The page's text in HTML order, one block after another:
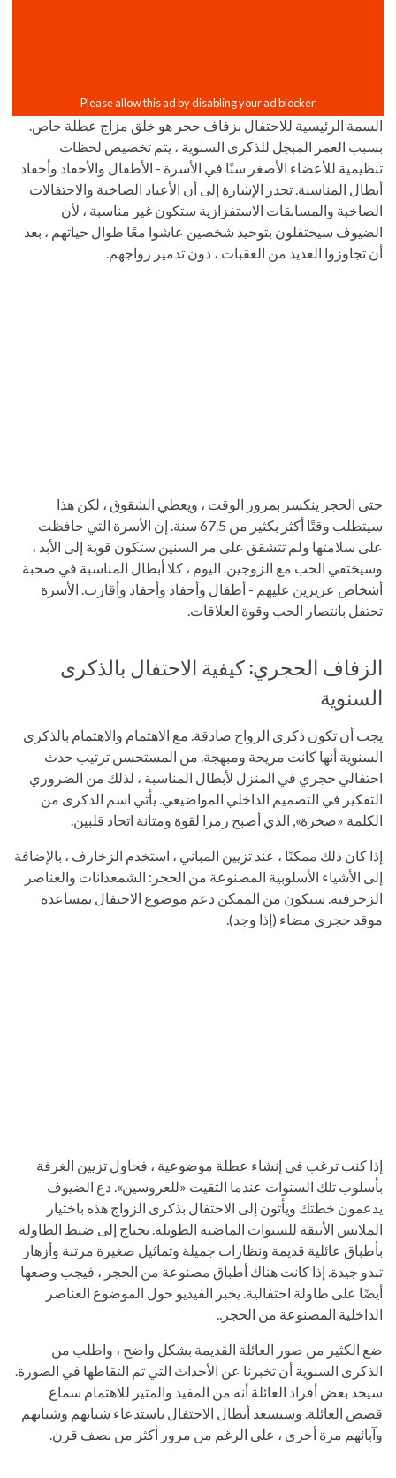
السمة الرئيسية للاحتفال بزفاف حجر هو خلق مزاج عطلة خاص.
بسبب العمر المبجل للذكرى السنوية ، يتم تخصيص لحظات
تنظيمية للأعضاء الأصغر سنًا في الأسرة - الأطفال والأحفاد وأحفاد
أبطال المناسبة. تجدر الإشارة إلى أن الأعياد الصاخبة والاحتفالات
الصاخبة والمسابقات الاستفزازية ستكون غير مناسبة ، لأن
الضيوف سيحتفلون بتوحيد شخصين عاشوا معًا طوال حياتهم ، بعد
أن تجاوزوا العديد من العقبات ، دون تدمير زواجهم.
حتى الحجر ينكسر بمرور الوقت ، ويعطي الشقوق ، لكن هذا
سيتطلب وقتًا أكثر بكثير من 67.5 سنة. إن الأسرة التي حافظت
على سلامتها ولم تتشقق على مر السنين ستكون قوية إلى الأبد ،
وسيختفي الحب مع الزوجين. اليوم ، كلا أبطال المناسبة في صحبة
أشخاص عزيزين عليهم - أطفال وأحفاد وأحفاد وأقارب. الأسرة
تحتفل بانتصار الحب وقوة العلاقات.
الزفاف الحجري: كيفية الاحتفال بالذكرى
السنوية
يجب أن تكون ذكرى الزواج صادقة. مع الاهتمام والاهتمام بالذكرى
السنوية أنها كانت مريحة ومبهجة. من المستحسن ترتيب حدث
احتفالي حجري في المنزل لأبطال المناسبة ، لذلك من الضروري
التفكير في التصميم الداخلي المواضيعي. يأتي اسم الذكرى من
الكلمة «صخرة», الذي أصبح رمزا لقوة ومتانة اتحاد قلبين.
إذا كان ذلك ممكنًا ، عند تزيين المباني ، استخدم الزخارف ، بالإضافة
إلى الأشياء الأسلوبية المصنوعة من الحجر: الشمعدانات والعناصر
الزخرفية. سيكون من الممكن دعم موضوع الاحتفال بمساعدة
موقد حجري مضاء (إذا وجد).
إذا كنت ترغب في إنشاء عطلة موضوعية ، فحاول تزيين الغرفة
بأسلوب تلك السنوات عندما التقيت «للعروسين». دع الضيوف
يدعمون خطتك ويأتون إلى الاحتفال بذكرى الزواج هذه باختيار
الملابس الأنيقة للسنوات الماضية الطويلة. تحتاج إلى ضبط الطاولة
بأطباق عائلية قديمة ونظارات جميلة وتماثيل صغيرة مرتبة وأزهار
تبدو جيدة. إذا كانت هناك أطباق مصنوعة من الحجر ، فيجب وضعها
أيضًا على طاولة احتفالية. يخبر الفيديو حول الموضوع العناصر
الداخلية المصنوعة من الحجر..
ضع الكثير من صور العائلة القديمة بشكل واضح ، واطلب من
الذكرى السنوية أن تخبرنا عن الأحداث التي تم التقاطها في الصورة.
سيجد بعض أفراد العائلة أنه من المفيد والمثير للاهتمام سماع
قصص العائلة. وسيسعد أبطال الاحتفال باستدعاء شبابهم وشبابهم
وآبائهم مرة أخرى ، على الرغم من مرور أكثر من نصف قرن.